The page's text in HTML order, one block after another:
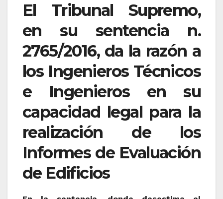
El Tribunal Supremo,
en su sentencia n.
2765/2016, da la razón a
los Ingenieros Técnicos
e Ingenieros en su
capacidad legal para la
realización de los
Informes de Evaluación
de Edificios